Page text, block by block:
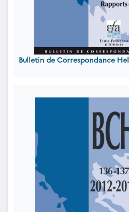
Bulletin de Correspondance